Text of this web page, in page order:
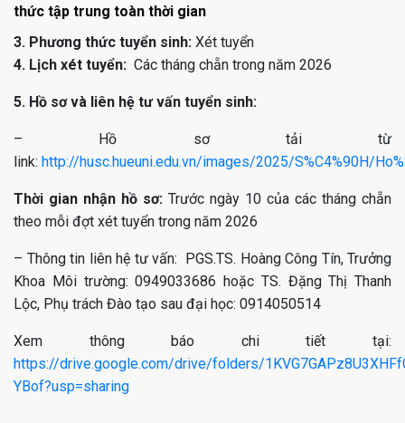
thức tập trung toàn thời gian
3. Phương thức tuyển sinh: Xét tuyển
4. Lịch xét tuyển: Các tháng chẵn trong năm 2026
5. Hồ sơ và liên hệ tư vấn tuyển sinh:
– Hồ sơ tải từ
link: http://husc.hueuni.edu.vn/images/2025/S%C4%90H/
Thời gian nhận hồ sơ: Trước ngày 10 của các tháng chẵn
theo mỗi đợt xét tuyển trong năm 2026
– Thông tin liên hệ tư vấn: PGS.TS. Hoàng Công Tín, Trưởng
Khoa Môi trường: 0949033686 hoặc TS. Đặng Thị Thanh
Lộc, Phụ trách Đào tạo sau đại học: 0914050514
Xem thông báo chi tiết tại:
https://drive.google.com/drive/folders/
YBof?usp=sharing